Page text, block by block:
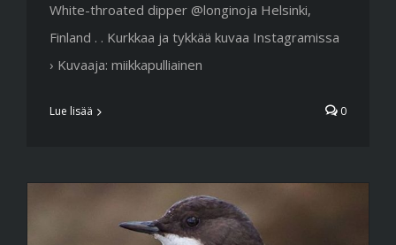
White-throated dipper @longinoja Helsinki,
Finland . . Kurkkaa ja tykkää kuvaa Instagramissa
› Kuvaaja: miikkapulliainen
Lue lisää 0